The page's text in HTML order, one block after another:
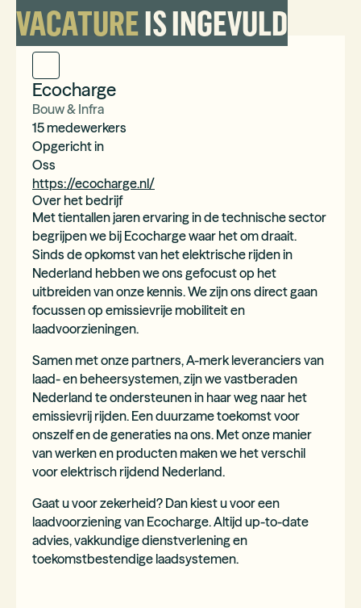
VACATUREIS INGEVULD
Ecocharge
Bouw & Infra
15 medewerkers
Opgericht in
Oss
https://ecocharge.nl/
Over het bedrijf
Met tientallen jaren ervaring in de technische sector
begrijpen we bij Ecocharge waar het om draait.
Sinds de opkomst van het elektrische rijden in
Nederland hebben we ons gefocust op het
uitbreiden van onze kennis. We zijn ons direct gaan
focussen op emissievrije mobiliteit en
laadvoorzieningen.
Samen met onze partners, A-merk leveranciers van
laad- en beheersystemen, zijn we vastberaden
Nederland te ondersteunen in haar weg naar het
emissievrij rijden. Een duurzame toekomst voor
onszelf en de generaties na ons. Met onze manier
van werken en producten maken we het verschil
voor elektrisch rijdend Nederland.
Gaat u voor zekerheid? Dan kiest u voor een
laadvoorziening van Ecocharge. Altijd up-to-date
advies, vakkundige dienstverlening en
toekomstbestendige laadsystemen.